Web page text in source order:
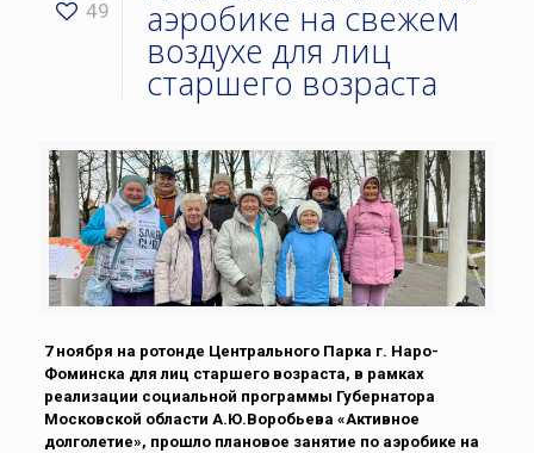
49 аэробике на свежем
воздухе для лиц
старшего возраста
7 ноября на ротонде Центрального Парка г. Наро-
Фоминска для лиц старшего возраста, в рамках
реализации социальной программы Губернатора
Московской области А.Ю.Воробьева «Активное
долголетие», прошло плановое занятие по аэробике на